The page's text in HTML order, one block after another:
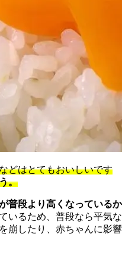
どはとてもおいしいです
。
普段より高くなっているか
いるため、普段なら平気な
崩したり、赤ちゃんに影響